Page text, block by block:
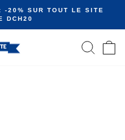
-20% SUR TOUT LE SITE
DCH20